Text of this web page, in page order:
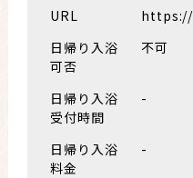
URL
日帰り入浴
可否
不可
日帰り入浴
受付時間
-
日帰り入浴
料金
-